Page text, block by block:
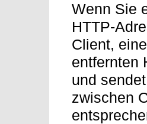
Wenn Sie
HTTP-
Client,
entfernten
und
zwischen